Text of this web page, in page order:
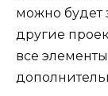
можно будет
другие
все